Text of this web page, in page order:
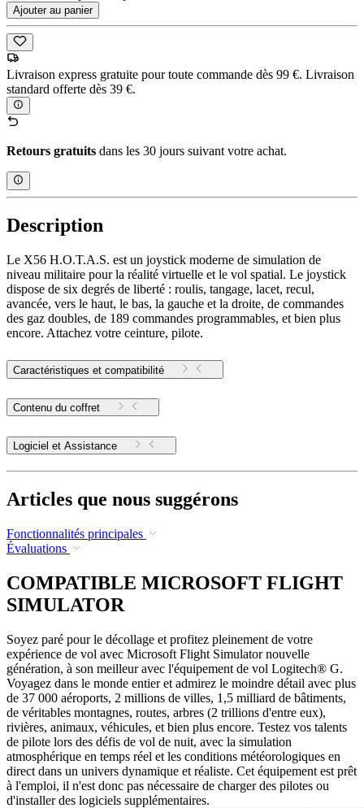
Ajouter au panier
Livraison express gratuite pour toute commande dès 99 €. Livraison
standard offerte dès 39 €.
Retours gratuits dans les 30 jours suivant votre achat.
Description
Le X56 H.O.T.A.S. est un joystick moderne de simulation de
niveau militaire pour la réalité virtuelle et le vol spatial. Le joystick
dispose de six degrés de liberté : roulis, tangage, lacet, recul,
avancée, vers le haut, le bas, la gauche et la droite, de commandes
des gaz doubles, de 189 commandes programmables, et bien plus
encore. Attachez votre ceinture, pilote.
Caractéristiques et compatibilité
Contenu du coffret
Logiciel et Assistance
Articles que nous suggérons
Fonctionnalités principales
Évaluations
COMPATIBLE MICROSOFT FLIGHT
SIMULATOR
Soyez paré pour le décollage et profitez pleinement de votre
expérience de vol avec Microsoft Flight Simulator nouvelle
génération, à son meilleur avec l'équipement de vol Logitech® G.
Voyagez dans le monde entier et admirez le moindre détail avec plus
de 37 000 aéroports, 2 millions de villes, 1,5 milliard de bâtiments,
de véritables montagnes, routes, arbres (2 trillions d'entre eux),
rivières, animaux, véhicules, et bien plus encore. Testez vos talents
de pilote lors des défis de vol de nuit, avec la simulation
atmosphérique en temps réel et les conditions météorologiques en
direct dans un univers dynamique et réaliste. Cet équipement est prêt
à l'emploi, il n'est donc pas nécessaire de charger des pilotes ou
d'installer des logiciels supplémentaires.